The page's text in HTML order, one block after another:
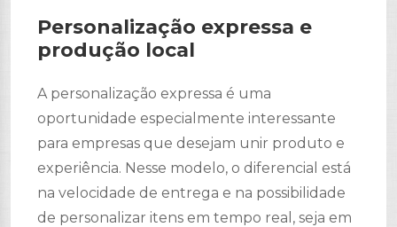
Personalização expressa e
produção local
A personalização expressa é uma
oportunidade especialmente interessante
para empresas que desejam unir produto e
experiência. Nesse modelo, o diferencial está
na velocidade de entrega e na possibilidade
de personalizar itens em tempo real, seja em